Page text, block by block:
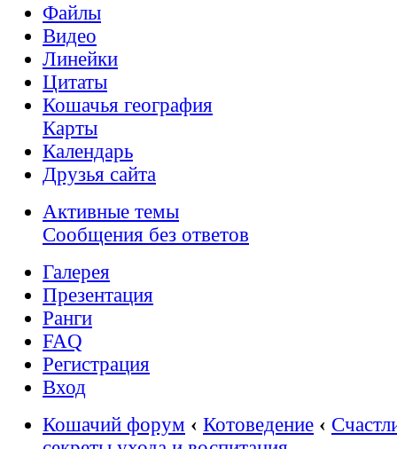
Файлы
Видео
Линейки
Цитаты
Кошачья география
Карты
Календарь
Друзья сайта
Активные темы
Сообщения без ответов
Галерея
Презентация
Ранги
FAQ
Регистрация
Вход
Кошачий форум ‹ Котоведение ‹